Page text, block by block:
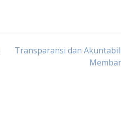
Transparansi dan